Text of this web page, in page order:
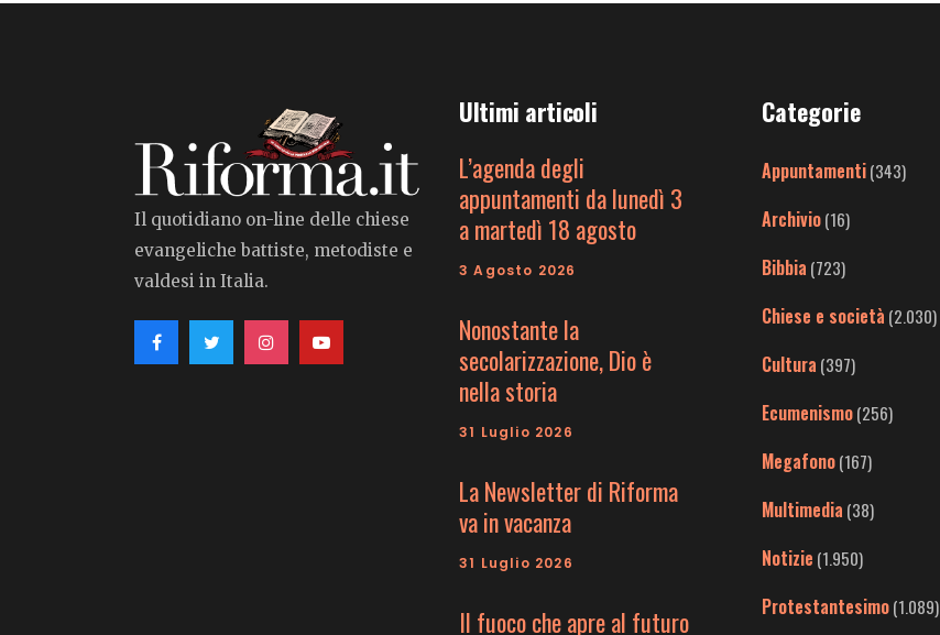
Il quotidiano on-line delle chiese
evangeliche battiste, metodiste e
valdesi in Italia.
Ultimi articoli
L’agenda degli
appuntamenti da lunedì 3
a martedì 18 agosto
3 Agosto 2026
Nonostante la
secolarizzazione, Dio è
nella storia
31 Luglio 2026
La Newsletter di Riforma
va in vacanza
31 Luglio 2026
Il fuoco che apre al futuro
Categorie
Appuntamenti(343)
Archivio(16)
Bibbia (723)
Chiese e società (2.030)
Cultura (397)
Ecumenismo(256)
Megafono(167)
Multimedia (38)
Notizie (1.950)
Protestantesimo(1.089)